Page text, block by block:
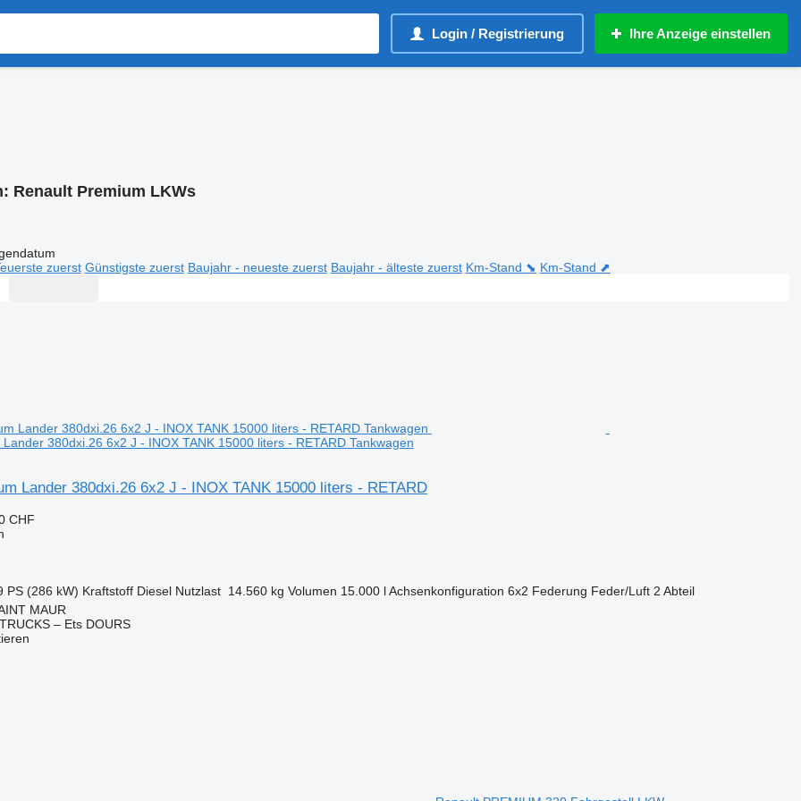
Login / Registrierung Ihre Anzeige einstellen
Renault Premium LKWs
zuerst Günstigste zuerst Baujahr - neueste zuerst Baujahr - älteste zuerst Km-Stand ⬊ Km-Stand ⬈
380dxi.26 6x2 J - INOX TANK 15000 liters - RETARD Tankwagen
Lander 380dxi.26 6x2 J - INOX TANK 15000 liters - RETARD
CHF
PS (286 kW) Kraftstoff Diesel Nutzlast 14.560 kg Volumen 15.000 l Achsenkonfiguration 6x2 Federung Feder/Luft 2 Abteil
MAUR
– Ets DOURS